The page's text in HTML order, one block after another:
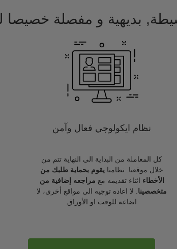
نظام ايكولوجي فعال وآمن
كل المعاملة من البداية الى النهاية تتم من
خلال موقعنا. نظامنا يقوم بحماية طلبك من
الأخطاء اثناء تقديمه مع مراجعه إضافية من
متخصصينا . لا اعاده توجيه الى مواقع أخرى، لا
اضاعه للوقت او الأوراق